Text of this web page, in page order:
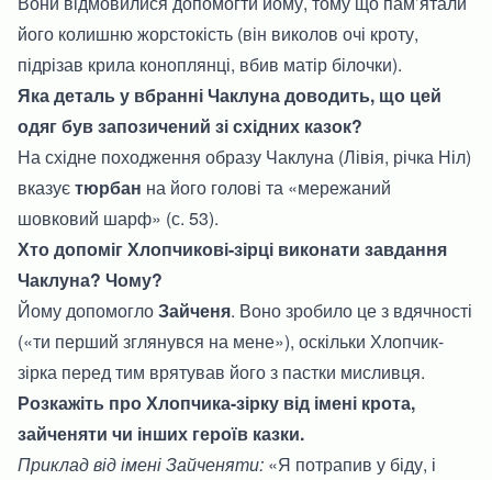
його колишню жорстокість (він виколов очі кроту,
підрізав крила коноплянці, вбив матір білочки).
Яка деталь у вбранні Чаклуна доводить, що цей
одяг був запозичений зі східних казок?
На східне походження образу Чаклуна (Лівія, річка Ніл)
вказуєтюрбан на його голові та «мережаний
шовковий шарф» (с. 53).
Хто допоміг Хлопчикові-зірці виконати завдання
Чаклуна? Чому?
Йому допомоглоЗайченя. Воно зробило це з вдячності
(«ти перший зглянувся на мене»), оскільки Хлопчик-
зірка перед тим врятував його з пастки мисливця.
Розкажіть про Хлопчика-зірку від імені крота,
зайченяти чи інших героїв казки.
Приклад від імені Зайченяти: «Я потрапив у біду, і